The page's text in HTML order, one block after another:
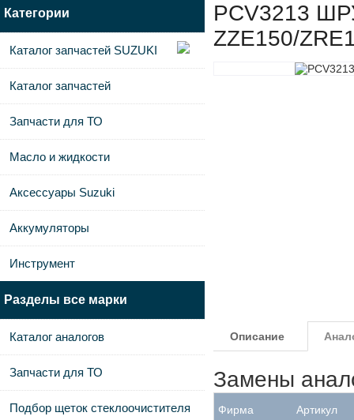
PCV3213
ZZE150/
Описание
Замены
Фирма Артикул
Категории
Каталог запчастей SUZUKI
Каталог запчастей
Запчасти для ТО
Масло и жидкости
Аксессуары Suzuki
Аккумуляторы
Инструмент
Разделы все марки
Каталог аналогов
Запчасти для ТО
Подбор щеток стеклоочистителя